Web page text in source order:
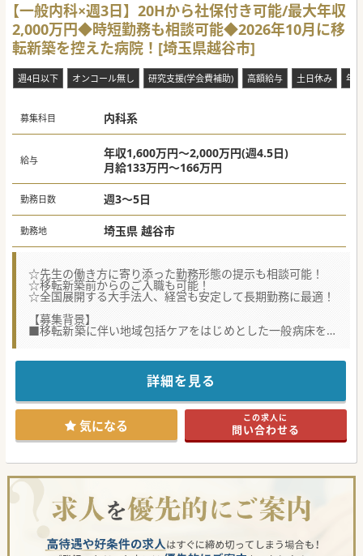
【一般内科×週3日】20Hから社保付き可能/最大年収
2,000万円◆時短勤務も相談可能◆2026年10月に移
転新築を控えた病院！[埼玉県越谷市]
週4日以下 オンコール無し 研究支援(学会費補助) 高額給与 土日休み 年
募集科目 内科系
給与
年収1,600万円～2,000万円(週4.5日)
月給133万円～166万円
勤務日数 週3～5日
勤務地 埼玉県 越谷市
☆先生の働き方に寄り添った勤務形態の提示も相談可能！
☆移転新築前からのご入職も可能！
☆全国展開する大手法人、経営も安定して長期勤務に最適！
【募集背景】
■移転新築に伴い地域包括ケアをはじめとした一般病床を増
床。その増床に対応する為、内科常勤の増員を図る為の募
■慢性期の病院から救急対応も可能な亜急性期病院に生まれ
変わる為、内科の体制強化の為の募集。
■地域のニーズの応えるため、消化器疾患の患者様対応は必
須となります。消化器をご専門としている先生を求めての募
集となります。
【やりがい】
■急性期から慢性期、在宅医療まで、地域の方々に根付いた
■新しい検査機器の揃った職場環境でのご勤務が可能。ま
た、近隣の大学病院との連携も密な為、安心して勤務いただ
■先生が望まれるのであれば、移転新築まで同グループ内の
急性期病院での勤務を挟むことも可能です。
【医療機関情報】
■高齢者を総合的に診療する多機能型病院として地域に根付
詳細を見る
気になる この求人に
問い合わせる